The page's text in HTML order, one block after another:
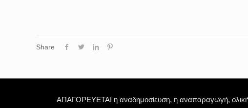
Share
ΑΠΑΓΟΡΕΥΕΤΑΙ η αναδημοσίευση, η αναπαραγωγή,